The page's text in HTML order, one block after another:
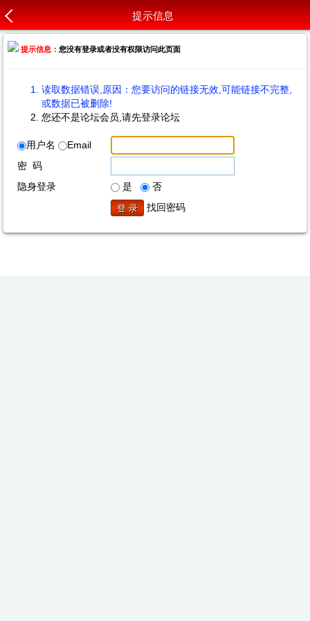
提示信息
提示信息：您没有登录或者没有权限访问此页面
读取数据错误,原因：您要访问的链接无效,可能链接不完整,
或数据已被删除!
您还不是论坛会员,请先登录论坛
用户名
Email
密 码
隐身登录
是
否
找回密码